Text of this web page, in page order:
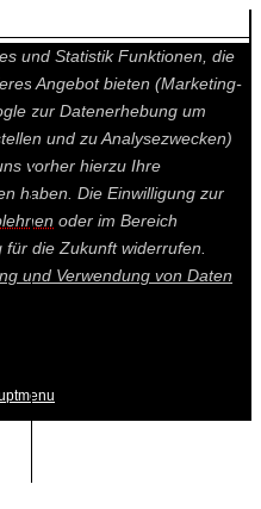
Cookies gesetzt.
und Statistik Funktionen, die
Angebot bieten (Marketing-
zur Datenerhebung um
und zu Analysezwecken)
vorher hierzu Ihre
haben. Die Einwilligung zur
oder im Bereich
die Zukunft widerrufen.
und Verwendung von Daten